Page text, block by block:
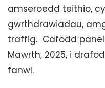
amseroedd teithio,
gwrthdrawiadau,
traffig. Cafodd
Mawrth, 2025, i
fanwl.